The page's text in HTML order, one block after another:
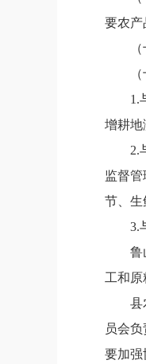
要农产
1.
增耕地
2.
监督
节、生
3.
鲁
工和原
县
员会
要加强